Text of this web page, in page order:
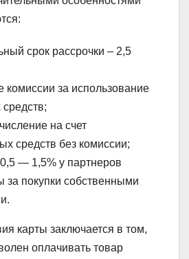
срок рассрочки – 2,5
комиссии за использование
на счет
средств без комиссии;
— 1,5% у партнеров
за покупки собственными
карты заключается в том,
оплачивать товар